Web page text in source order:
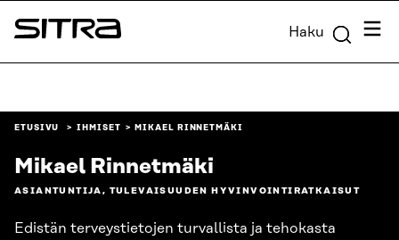
Siirry
suoraan
Sitra Haku
ETUSIVU IHMISET MIKAEL RINNETMÄKI
Mikael Rinnetmäki
ASIANTUNTIJA, TULEVAISUUDEN HYVINVOINTIRATKAISUT
Edistän terveystietojen turvallista ja tehokasta